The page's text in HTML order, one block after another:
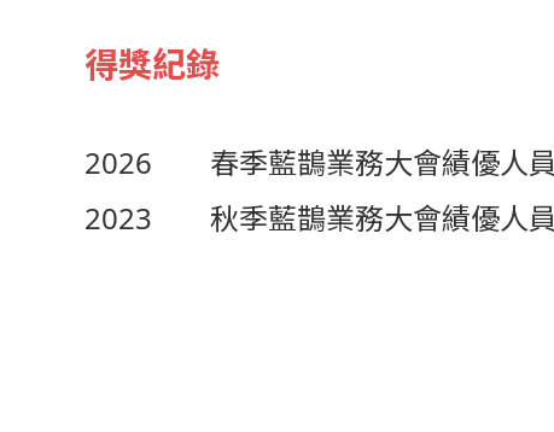
得獎紀錄
2026
春季藍鵲業務大會績優人員
2023
秋季藍鵲業務大會績優人員